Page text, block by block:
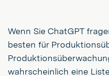
Wenn Sie ChatGPT
besten für
wahrscheinlich eine